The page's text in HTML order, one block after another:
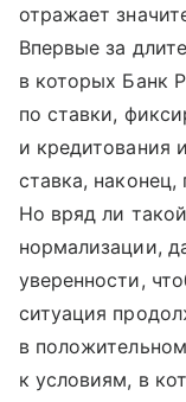
отражает
Впервые за
в которых Банк
по ставки,
и кредитования
ставка, наконец,
Но вряд ли
нормализации,
уверенности,
ситуация
в
к условиям, в